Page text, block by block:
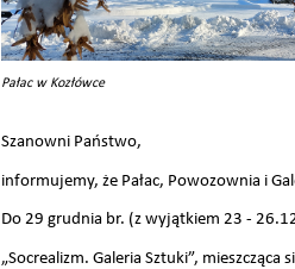
Pałac w Kozłówce
Szanowni Państwo,
informujemy, że Pałac, Powozownia i
Do 29 grudnia br. (z wyjątkiem 23 -
„Socrealizm. Galeria Sztuki”,